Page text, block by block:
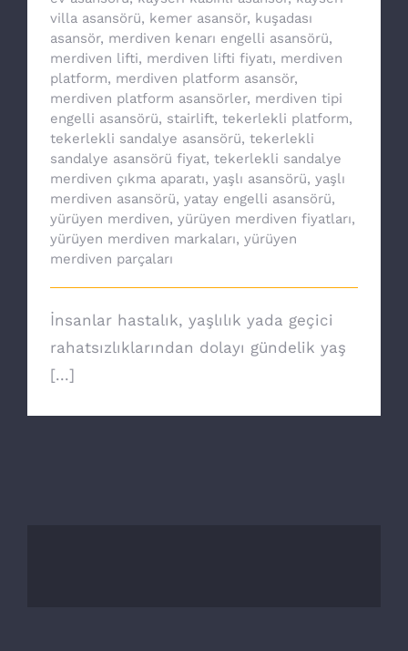
villa asansörü, kemer asansör, kuşadası
asansör, merdiven kenarı engelli asansörü,
merdiven lifti, merdiven lifti fiyatı, merdiven
platform, merdiven platform asansör,
merdiven platform asansörler, merdiven tipi
engelli asansörü, stairlift, tekerlekli platform,
tekerlekli sandalye asansörü, tekerlekli
sandalye asansörü fiyat, tekerlekli sandalye
merdiven çıkma aparatı, yaşlı asansörü, yaşlı
merdiven asansörü, yatay engelli asansörü,
yürüyen merdiven, yürüyen merdiven fiyatları,
yürüyen merdiven markaları, yürüyen
merdiven parçaları
İnsanlar hastalık, yaşlılık yada geçici
rahatsızlıklarından dolayı gündelik yaş
[...]